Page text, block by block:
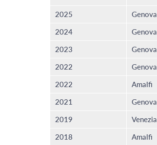
2025
Genova
2024
Genova
2023
Genova
2022
Genova
2022
Amalfi
2021
Genova
2019
Venezia
2018
Amalfi